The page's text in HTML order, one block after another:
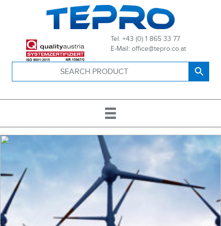
Tel. +43 (0) 1 865 33 77
E-Mail: office@tepro.co.at